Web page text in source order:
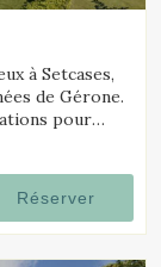
à Setcases,
de Gérone.
pour
Réserver